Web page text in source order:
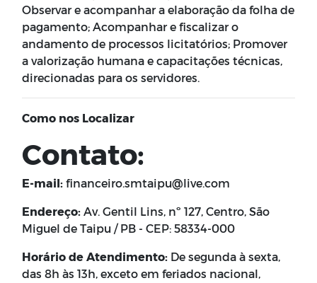
Observar e acompanhar a elaboração da folha de
pagamento; Acompanhar e fiscalizar o
andamento de processos licitatórios; Promover
a valorização humana e capacitações técnicas,
direcionadas para os servidores.
Como nos Localizar
Contato:
E-mail: financeiro.smtaipu@live.com
Endereço: Av. Gentil Lins, nº 127, Centro, São
Miguel de Taipu / PB - CEP: 58334-000
Horário de Atendimento: De segunda à sexta,
das 8h às 13h, exceto em feriados nacional,